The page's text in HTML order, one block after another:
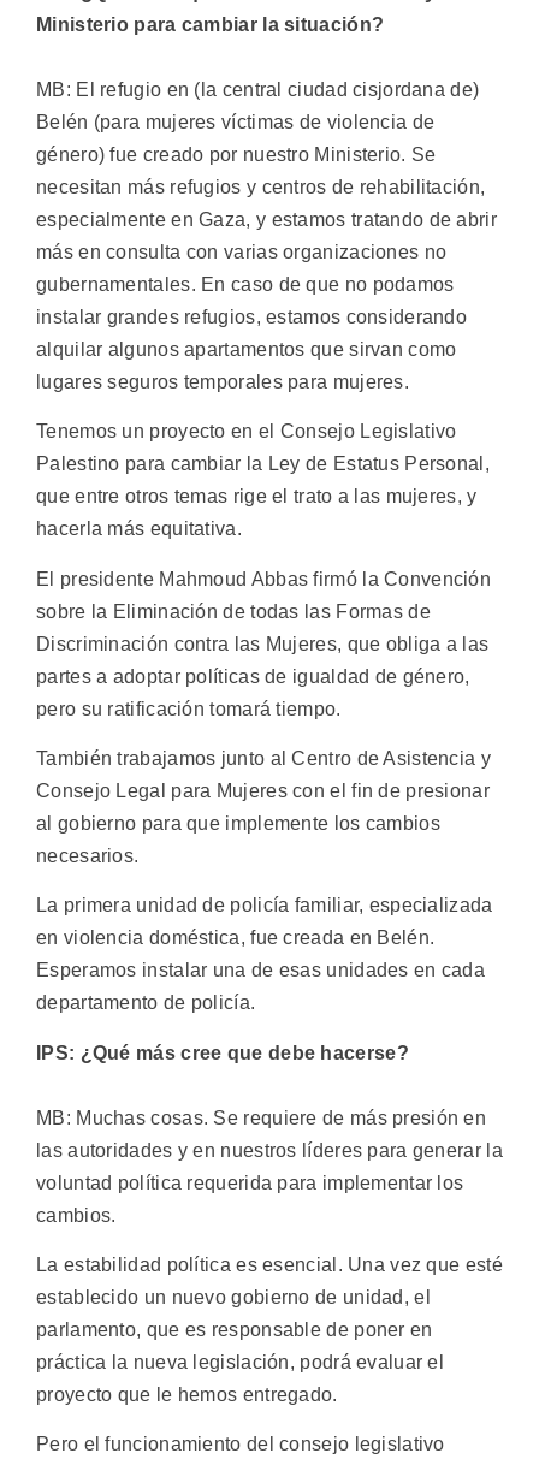
Ministerio para cambiar la situación?
MB: El refugio en (la central ciudad cisjordana de)
Belén (para mujeres víctimas de violencia de
género) fue creado por nuestro Ministerio. Se
necesitan más refugios y centros de rehabilitación,
especialmente en Gaza, y estamos tratando de abrir
más en consulta con varias organizaciones no
gubernamentales. En caso de que no podamos
instalar grandes refugios, estamos considerando
alquilar algunos apartamentos que sirvan como
lugares seguros temporales para mujeres.
Tenemos un proyecto en el Consejo Legislativo
Palestino para cambiar la Ley de Estatus Personal,
que entre otros temas rige el trato a las mujeres, y
hacerla más equitativa.
El presidente Mahmoud Abbas firmó la Convención
sobre la Eliminación de todas las Formas de
Discriminación contra las Mujeres, que obliga a las
partes a adoptar políticas de igualdad de género,
pero su ratificación tomará tiempo.
También trabajamos junto al Centro de Asistencia y
Consejo Legal para Mujeres con el fin de presionar
al gobierno para que implemente los cambios
necesarios.
La primera unidad de policía familiar, especializada
en violencia doméstica, fue creada en Belén.
Esperamos instalar una de esas unidades en cada
departamento de policía.
IPS: ¿Qué más cree que debe hacerse?
MB: Muchas cosas. Se requiere de más presión en
las autoridades y en nuestros líderes para generar la
voluntad política requerida para implementar los
cambios.
La estabilidad política es esencial. Una vez que esté
establecido un nuevo gobierno de unidad, el
parlamento, que es responsable de poner en
práctica la nueva legislación, podrá evaluar el
proyecto que le hemos entregado.
Pero el funcionamiento del consejo legislativo